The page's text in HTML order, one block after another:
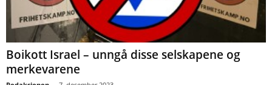
Boikott Israel – unngå disse selskapene og
merkevarene